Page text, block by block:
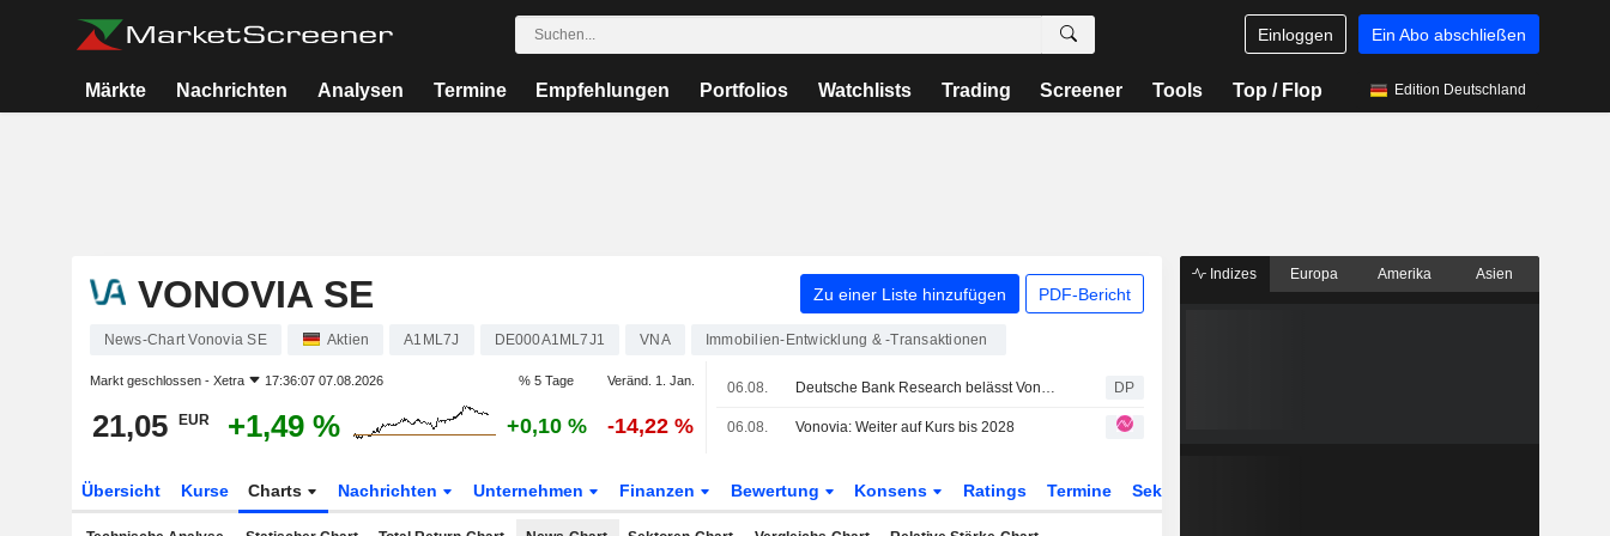
Einloggen Ein Abo abschließen
Märkte Nachrichten Analysen Termine Empfehlungen Portfolios Watchlists Trading Screener Tools Top / Flop Edition Deutschland
VONOVIA SE Zu einer Liste hinzufügen PDF-Bericht
News-Chart Vonovia SE Aktien A1ML7J DE000A1ML7J1 VNA Immobilien-Entwicklung & -Transaktionen
Markt geschlossen - Xetra 17:36:07 07.08.2026 % 5 Tage Veränd. 1. Jan.
21,05 EUR +1,49 % +0,10 % -14,22 %
06.08. Deutsche Bank Research belässt Vonovia auf 'Buy' - Ziel 26 Euro DP
06.08. Vonovia: Weiter auf Kurs bis 2028
Übersicht Kurse Charts Nachrichten Unternehmen Finanzen Bewertung Konsens Ratings Termine Sektor
Indizes Europa Amerika Asien